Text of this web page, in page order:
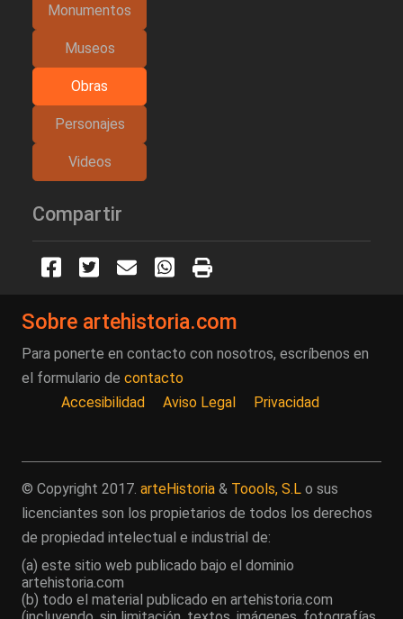
Monumentos
Museos
Obras
Personajes
Videos
Compartir
Sobre artehistoria.com
Para ponerte en contacto con nosotros, escríbenos en
el formulario de contacto
Accesibilidad
Aviso Legal Privacidad
© Copyright 2017. arteHistoria & Toools, S.L o sus
licenciantes son los propietarios de todos los derechos
de propiedad intelectual e industrial de:
(a) este sitio web publicado bajo el dominio
artehistoria.com
(b) todo el material publicado en artehistoria.com